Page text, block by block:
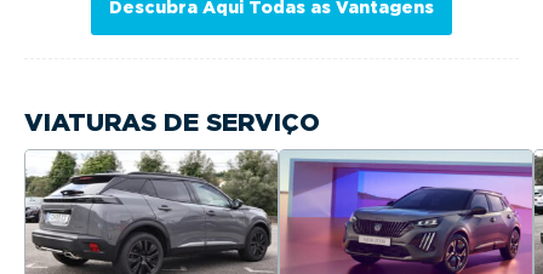
Descubra Aqui Todas as Vantagens
VIATURAS DE SERVIÇO